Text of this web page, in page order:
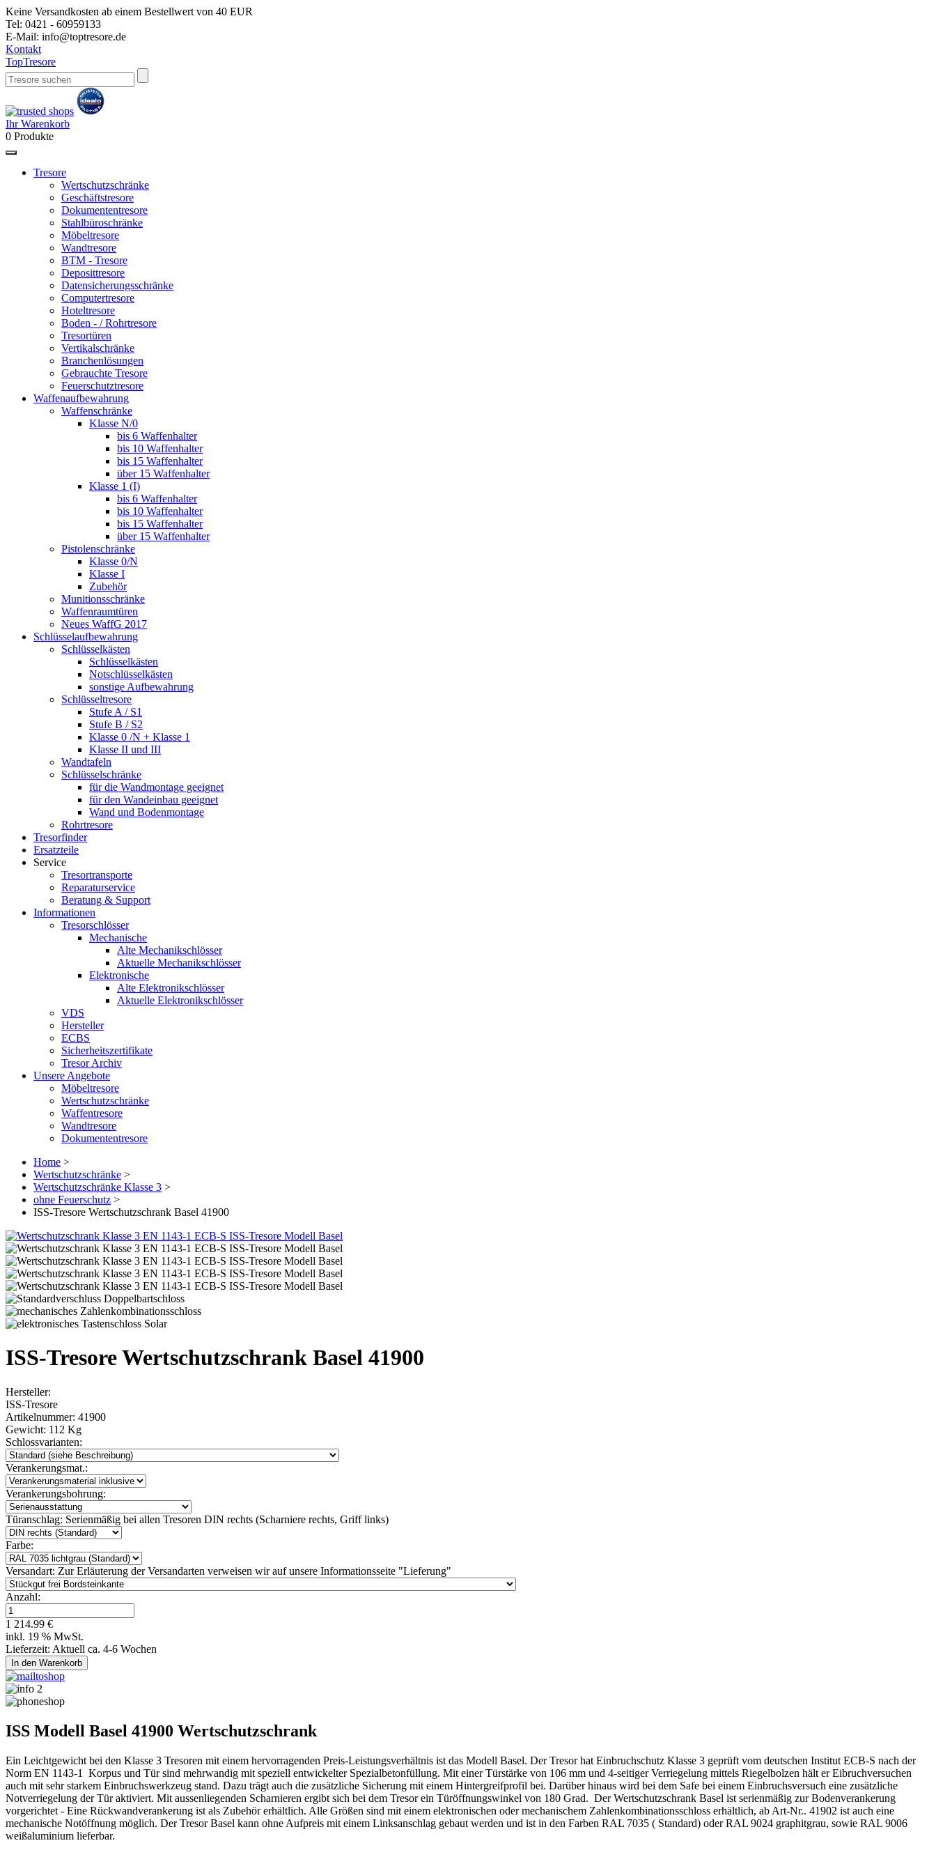
Keine Versandkosten ab einem Bestellwert von 40 EUR
Tel: 0421 - 60959133
E-Mail: info@toptresore.de
Kontakt
TopTresore
Ihr Warenkorb
0 Produkte
Tresore
Wertschutzschränke
Geschäftstresore
Dokumententresore
Stahlbüroschränke
Möbeltresore
Wandtresore
BTM - Tresore
Deposittresore
Datensicherungsschränke
Computertresore
Hoteltresore
Boden - / Rohrtresore
Tresortüren
Vertikalschränke
Branchenlösungen
Gebrauchte Tresore
Feuerschutztresore
Waffenaufbewahrung
Waffenschränke
Klasse N/0
bis 6 Waffenhalter
bis 10 Waffenhalter
bis 15 Waffenhalter
über 15 Waffenhalter
Klasse 1 (I)
bis 6 Waffenhalter
bis 10 Waffenhalter
bis 15 Waffenhalter
über 15 Waffenhalter
Pistolenschränke
Klasse 0/N
Klasse I
Zubehör
Munitionsschränke
Waffenraumtüren
Neues WaffG 2017
Schlüsselaufbewahrung
Schlüsselkästen
Schlüsselkästen
Notschlüsselkästen
sonstige Aufbewahrung
Schlüsseltresore
Stufe A / S1
Stufe B / S2
Klasse 0 /N + Klasse 1
Klasse II und III
Wandtafeln
Schlüsselschränke
für die Wandmontage geeignet
für den Wandeinbau geeignet
Wand und Bodenmontage
Rohrtresore
Tresorfinder
Ersatzteile
Service
Tresortransporte
Reparaturservice
Beratung & Support
Informationen
Tresorschlösser
Mechanische
Alte Mechanikschlösser
Aktuelle Mechanikschlösser
Elektronische
Alte Elektronikschlösser
Aktuelle Elektronikschlösser
VDS
Hersteller
ECBS
Sicherheitszertifikate
Tresor Archiv
Unsere Angebote
Möbeltresore
Wertschutzschränke
Waffentresore
Wandtresore
Dokumententresore
Home >
Wertschutzschränke >
Wertschutzschränke Klasse 3 >
ohne Feuerschutz >
ISS-Tresore Wertschutzschrank Basel 41900
ISS-Tresore Wertschutzschrank Basel 41900
Hersteller:
ISS-Tresore
Artikelnummer: 41900
Gewicht: 112 Kg
Schlossvarianten:
Verankerungsmat.:
Verankerungsbohrung:
Türanschlag: Serienmäßig bei allen Tresoren DIN rechts (Scharniere rechts, Griff links)
Farbe:
Versandart: Zur Erläuterung der Versandarten verweisen wir auf unsere Informationsseite "Lieferung"
Anzahl:
1 214.99 €
inkl. 19 % MwSt.
Lieferzeit: Aktuell ca. 4-6 Wochen
ISS Modell Basel 41900 Wertschutzschrank
Ein Leichtgewicht bei den Klasse 3 Tresoren mit einem hervorragenden Preis-Leistungsverhältnis ist das Modell Basel. Der Tresor hat Einbruchschutz Klasse 3 geprüft vom deutschen Institut ECB-S nach der
Norm EN 1143-1 Korpus und Tür sind mehrwandig mit speziell entwickelter Spezialbetonfüllung. Mit einer Türstärke von 106 mm und 4-seitiger Verriegelung mittels Riegelbolzen hält er Eibruchversuchen
auch mit sehr starkem Einbruchswerkzeug stand. Dazu trägt auch die zusätzliche Sicherung mit einem Hintergreifprofil bei. Darüber hinaus wird bei dem Safe bei einem Einbruchsversuch eine zusätzliche
Notverriegelung der Tür aktiviert. Mit aussenliegenden Scharnieren ergibt sich bei dem Tresor ein Türöffnungswinkel von 180 Grad. Der Wertschutzschrank Basel ist serienmäßig zur Bodenverankerung
vorgerichtet - Eine Rückwandverankerung ist als Zubehör erhältlich. Alle Größen sind mit einem elektronischen oder mechanischem Zahlenkombinationsschloss erhältlich, ab Art-Nr.. 41902 ist auch eine
mechanische Notöffnung möglich. Der Tresor Basel kann ohne Aufpreis mit einem Linksanschlag gebaut werden und ist in den Farben RAL 7035 ( Standard) oder RAL 9024 graphitgrau, sowie RAL 9006
weißaluminium lieferbar.